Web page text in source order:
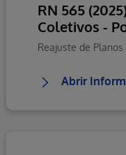
RN 565
Coletivos -
Reajuste de
Abrir